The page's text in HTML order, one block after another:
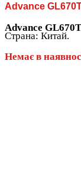
Advance
Advance GL670T
Страна: Китай.
Немає в